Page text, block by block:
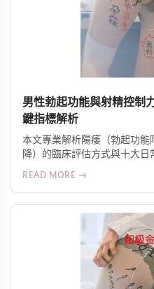
男性勃起功能與射精控制
鍵指標解析
本文專業解析陽痿（勃起功能
降）的臨床評估方式與十大日
READ MORE →